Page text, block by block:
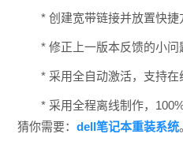
* 创建宽带链接并放置快捷
* 修正上一版本反馈的小问
* 采用全自动激活，支持在
* 采用全程离线制作，100%
猜你需要： dell笔记本重装系统